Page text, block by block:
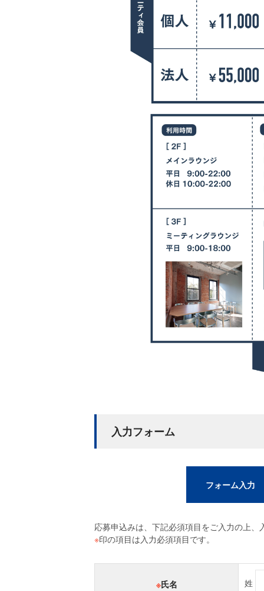
入力フォーム
フォーム入力
応募申込みは、下記必須項目をご入力の上
※印の項目は入力必須項目です。
※氏名
姓